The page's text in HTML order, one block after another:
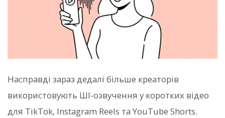
Насправді зараз дедалі більше креаторів
використовують ШІ-озвучення у коротких відео
для TikTok, Instagram Reels та YouTube Shorts.